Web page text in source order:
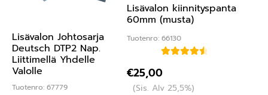
Lisävalon Johtosarja
Deutsch DTP2 Nap.
Liittimellä Yhdelle
Valolle
Tuotenro: 67779
Lisävalon kiinnityspanta
60mm (musta)
Tuotenro: 66130
4.67/ 5
€25,00
(Sis. Alv 25,5%)